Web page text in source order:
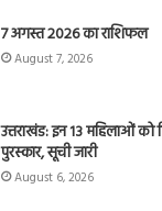
7 अगस्त 2026 का राशिफल
August 7, 2026
उत्तराखंड: इन 13 महिलाओं को
पुरस्कार, सूची जारी
August 6, 2026